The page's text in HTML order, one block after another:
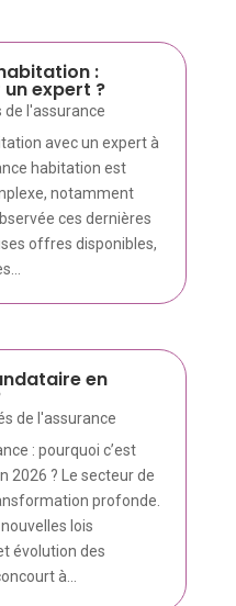
:
expert ?
de l'assurance
avec un expert à
habitation est
notamment
ces dernières
offres disponibles,
en
de l'assurance
: pourquoi c’est
2026 ? Le secteur de
profonde.
lois
évolution des
à...